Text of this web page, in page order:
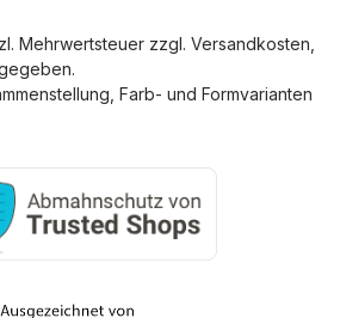
Mehrwertsteuer zzgl. Versandkosten
Farb- und Formvarianten